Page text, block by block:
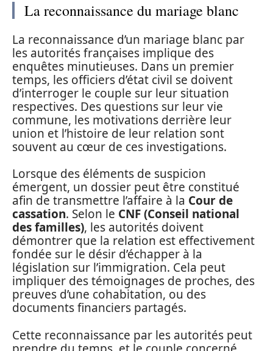
La reconnaissance du mariage blanc
La reconnaissance d’un mariage blanc par
les autorités françaises implique des
enquêtes minutieuses. Dans un premier
temps, les officiers d’état civil se doivent
d’interroger le couple sur leur situation
respectives. Des questions sur leur vie
commune, les motivations derrière leur
union et l’histoire de leur relation sont
souvent au cœur de ces investigations.
Lorsque des éléments de suspicion
émergent, un dossier peut être constitué
afin de transmettre l’affaire à la Cour de
cassation. Selon le CNF (Conseil national
des familles), les autorités doivent
démontrer que la relation est effectivement
fondée sur le désir d’échapper à la
législation sur l’immigration. Cela peut
impliquer des témoignages de proches, des
preuves d’une cohabitation, ou des
documents financiers partagés.
Cette reconnaissance par les autorités peut